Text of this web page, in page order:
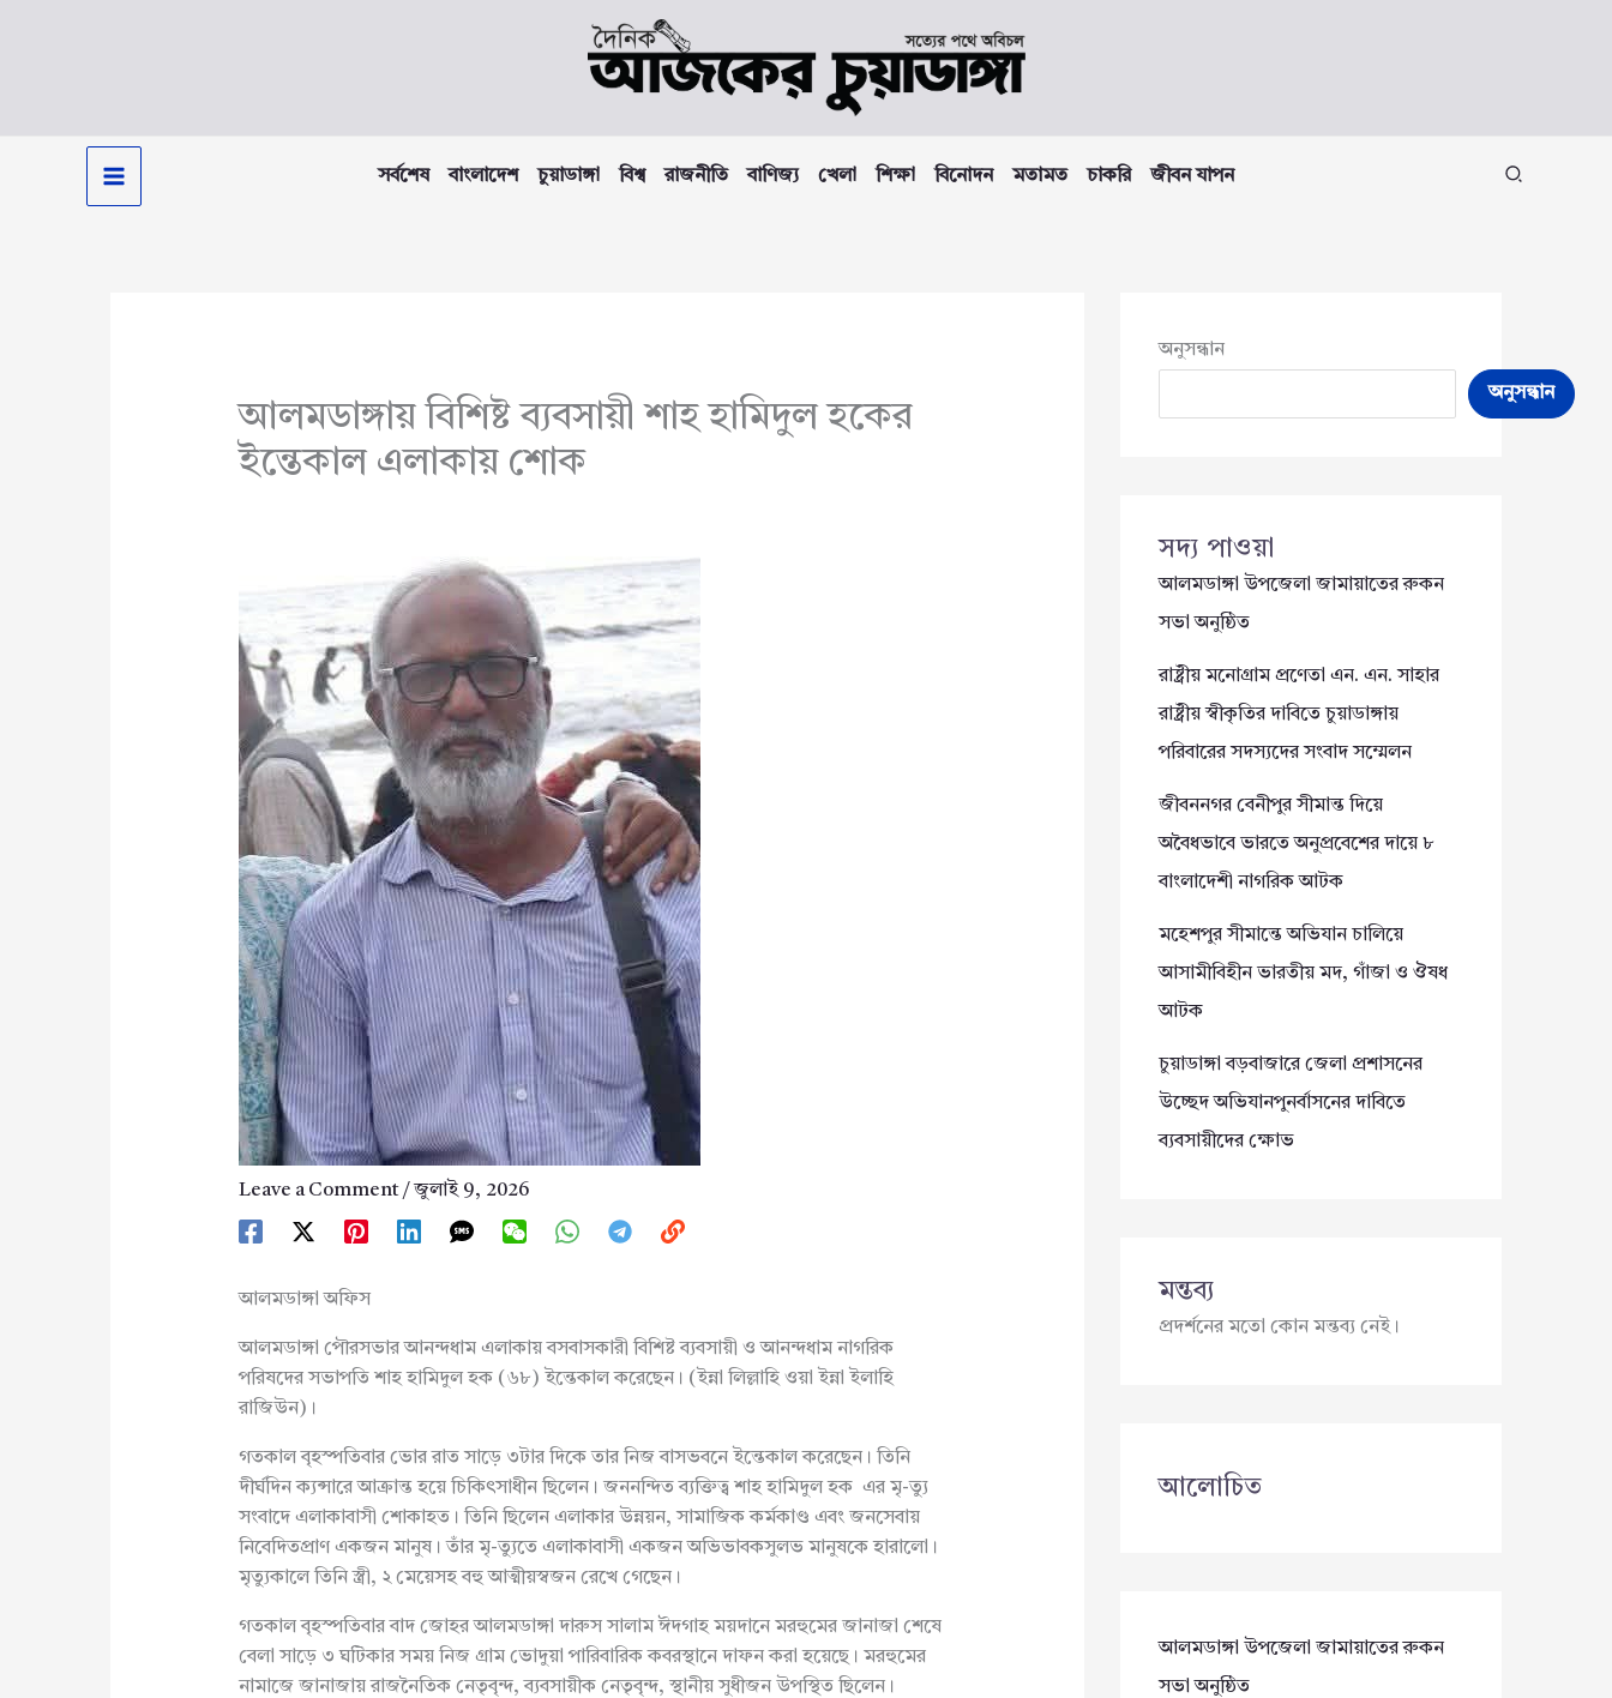
সর্বশেষ বাংলাদেশ চুয়াডাঙ্গা বিশ্ব রাজনীতি বাণিজ্য খেলা শিক্ষা বিনোদন মতামত চাকরি জীবন যাপন
আলমডাঙ্গায় বিশিষ্ট ব্যবসায়ী শাহ হামিদুল হকের
ইন্তেকাল এলাকায় শোক
Leave a Comment /জুলাই 9, 2026
আলমডাঙ্গা অফিস
আলমডাঙ্গা পৌরসভার আনন্দধাম এলাকায় বসবাসকারী বিশিষ্ট ব্যবসায়ী ও আনন্দধাম নাগরিক
পরিষদের সভাপতি শাহ হামিদুল হক (৬৮) ইন্তেকাল করেছেন। (ইন্না লিল্লাহি ওয়া ইন্না ইলাহি
রাজিউন)।
গতকাল বৃহস্পতিবার ভোর রাত সাড়ে ৩টার দিকে তার নিজ বাসভবনে ইন্তেকাল করেছেন। তিনি
দীর্ঘদিন ক্যন্সারে আক্রান্ত হয়ে চিকিৎসাধীন ছিলেন। জননন্দিত ব্যক্তিত্ব শাহ হামিদুল হক এর মৃ-ত্যু
সংবাদে এলাকাবাসী শোকাহত। তিনি ছিলেন এলাকার উন্নয়ন, সামাজিক কর্মকাণ্ড এবং জনসেবায়
নিবেদিতপ্রাণ একজন মানুষ। তাঁর মৃ-ত্যুতে এলাকাবাসী একজন অভিভাবকসুলভ মানুষকে হারালো।
মৃত্যুকালে তিনি স্ত্রী, ২ মেয়েসহ বহু আত্মীয়স্বজন রেখে গেছেন।
গতকাল বৃহস্পতিবার বাদ জোহর আলমডাঙ্গা দারুস সালাম ঈদগাহ ময়দানে মরহুমের জানাজা শেষে
বেলা সাড়ে ৩ ঘটিকার সময় নিজ গ্রাম ভোদুয়া পারিবারিক কবরস্থানে দাফন করা হয়েছে। মরহুমের
নামাজে জানাজায় রাজনৈতিক নেতৃবৃন্দ, ব্যবসায়ীক নেতৃবৃন্দ, স্থানীয় সুধীজন উপস্থিত ছিলেন।
অনুসন্ধান
অনুসন্ধান
সদ্য পাওয়া
আলমডাঙ্গা উপজেলা জামায়াতের রুকন
সভা অনুষ্ঠিত
রাষ্ট্রীয় মনোগ্রাম প্রণেতা এন. এন. সাহার
রাষ্ট্রীয় স্বীকৃতির দাবিতে চুয়াডাঙ্গায়
পরিবারের সদস্যদের সংবাদ সম্মেলন
জীবননগর বেনীপুর সীমান্ত দিয়ে
অবৈধভাবে ভারতে অনুপ্রবেশের দায়ে ৮
বাংলাদেশী নাগরিক আটক
মহেশপুর সীমান্তে অভিযান চালিয়ে
আসামীবিহীন ভারতীয় মদ, গাঁজা ও ঔষধ
আটক
চুয়াডাঙ্গা বড়বাজারে জেলা প্রশাসনের
উচ্ছেদ অভিযানপুনর্বাসনের দাবিতে
ব্যবসায়ীদের ক্ষোভ
মন্তব্য
প্রদর্শনের মতো কোন মন্তব্য নেই।
আলোচিত
আলমডাঙ্গা উপজেলা জামায়াতের রুকন
সভা অনুষ্ঠিত